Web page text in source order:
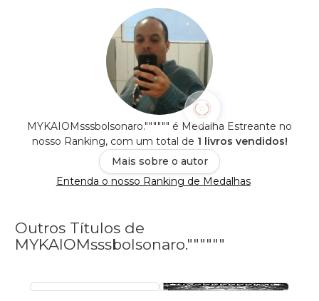
MYKAIOMsssbolsonaro."""""" é Medalha Estreante no
nosso Ranking, com um total de 1 livros vendidos!
Mais sobre o autor
Entenda o nosso Ranking de Medalhas
Outros Títulos de
MYKAIOMsssbolsonaro.""""""